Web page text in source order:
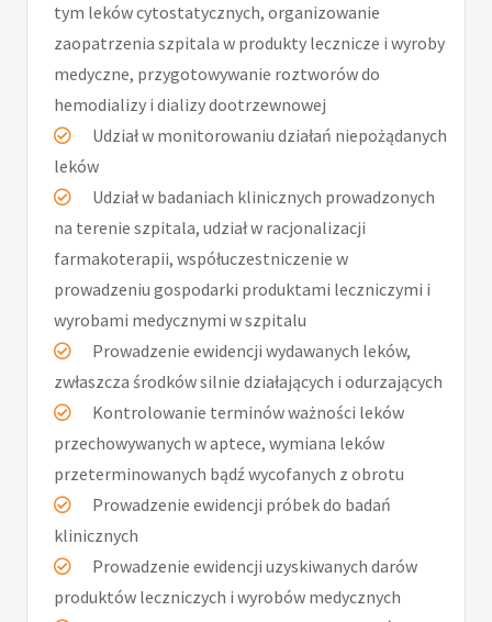
tym leków cytostatycznych, organizowanie
zaopatrzenia szpitala w produkty lecznicze i wyroby
medyczne, przygotowywanie roztworów do
hemodializy i dializy dootrzewnowej
Udział w monitorowaniu działań niepożądanych
leków
Udział w badaniach klinicznych prowadzonych
na terenie szpitala, udział w racjonalizacji
farmakoterapii, współuczestniczenie w
prowadzeniu gospodarki produktami leczniczymi i
wyrobami medycznymi w szpitalu
Prowadzenie ewidencji wydawanych leków,
zwłaszcza środków silnie działających i odurzających
Kontrolowanie terminów ważności leków
przechowywanych w aptece, wymiana leków
przeterminowanych bądź wycofanych z obrotu
Prowadzenie ewidencji próbek do badań
klinicznych
Prowadzenie ewidencji uzyskiwanych darów
produktów leczniczych i wyrobów medycznych